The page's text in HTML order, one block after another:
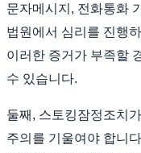
문자메시지, 전화통화
법원에서 심리를 진행
이러한 증거가 부족할
수 있습니다.
둘째, 스토킹잠정조치
주의를 기울여야 합니